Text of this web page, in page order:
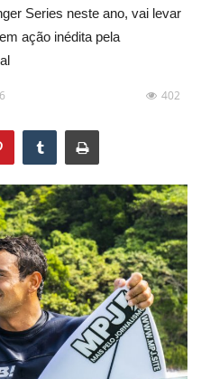
Series neste ano, vai levar
ação inédita pela
402